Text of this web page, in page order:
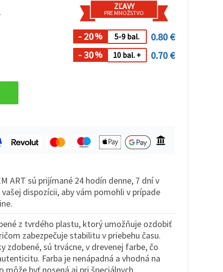
ZĽAVY
PRE MNOŽSTVO
- 20% 5-9 bal.
0.80 €
- 30% 10 bal. + 0.70 €
ART sú prijímané 24 hodín denne, 7 dní v
dispozícii, aby vám pomohli v prípade
z tvrdého plastu, ktorý umožňuje ozdobiť
zabezpečuje stabilitu v priebehu času.
zdobené, sú trvácne, v drevenej farbe, čo
Farba je nenápadná a vhodná na
môže byť nosená aj pri špeciálnych